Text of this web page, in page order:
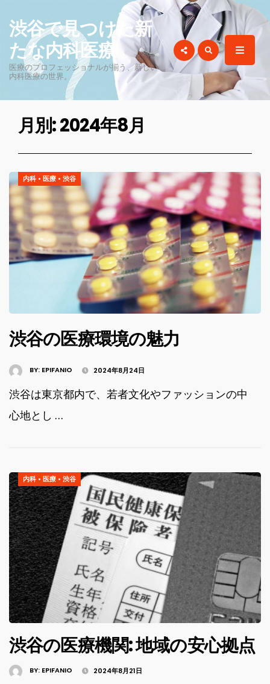
for:
渋谷で見つけた新
たな内科医療
医療のプロフェッショナルが揃う、新しい
内科医療の世界。
月別: 2024年8月
内科 • 医療 • 渋谷
渋谷の医療環境の魅力
BY: EPIFANIO 2024年8月24日
渋谷は東京都内で、若者文化やファッションの中
心地とし …
内科 • 医療 • 渋谷
渋谷の医療機関: 地域の安心拠点
BY: EPIFANIO 2024年8月21日